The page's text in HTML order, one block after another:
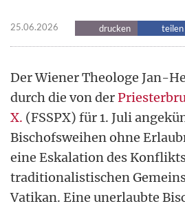
25.06.2026 drucken teilen
Der Wiener Theologe Jan-
durch die von der
X. (FSSPX) für 1. Juli
Bischofsweihen ohne
eine Eskalation des
traditionalistischen
Vatikan. Eine unerlaubte